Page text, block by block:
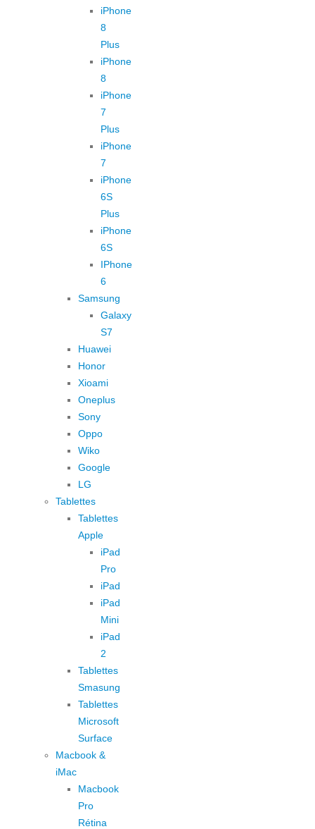
iPhone
8
Plus
iPhone
8
iPhone
7
Plus
iPhone
7
iPhone
6S
Plus
iPhone
6S
IPhone
6
Samsung
Galaxy
S7
Huawei
Honor
Xioami
Oneplus
Sony
Oppo
Wiko
Google
LG
Tablettes
Tablettes
Apple
iPad
Pro
iPad
iPad
Mini
iPad
2
Tablettes
Smasung
Tablettes
Microsoft
Surface
Macbook &
iMac
Macbook
Pro
Rétina